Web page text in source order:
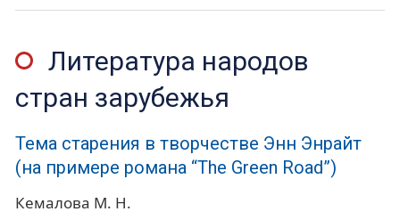
Литература народов
стран зарубежья
Тема старения в творчестве Энн Энрайт
(на примере романа “The Green Road”)
Кемалова М. Н.